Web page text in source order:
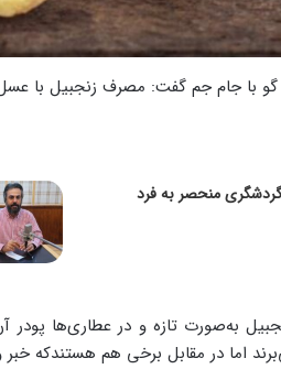
با جام جم گفت: مصرف زنجبیل با
منحصر به فرد
زنجبیل به‌صورت تازه و در عطاری‌ها
اما در مقابل برخی هم هستندکه